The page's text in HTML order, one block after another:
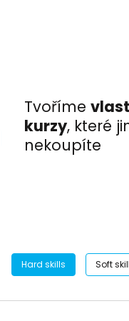
Tvoříme
kurzy, které
nekoupíte
Hard skills Soft